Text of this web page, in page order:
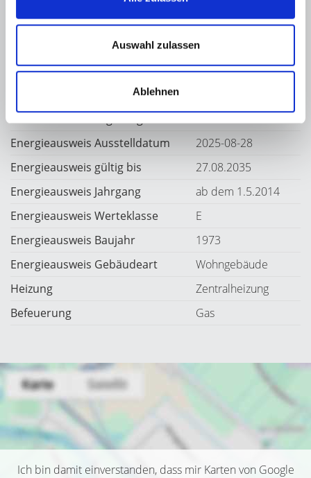
Auswahl zulassen
Ablehnen
Energieausweis Ausstelldatum
2025-08-28
Energieausweis gültig bis
27.08.2035
Energieausweis Jahrgang
ab dem 1.5.2014
Energieausweis Werteklasse
E
Energieausweis Baujahr
1973
Energieausweis Gebäudeart
Wohngebäude
Heizung
Zentralheizung
Befeuerung
Gas
Ich bin damit einverstanden, dass mir Karten von Google